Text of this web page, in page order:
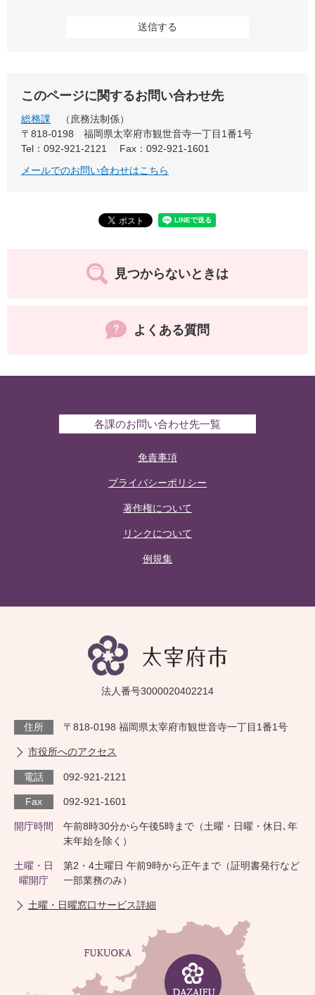
このページに関するお問い合わせ先
総務課
庶務法制係
〒818-0198
福岡県太宰府市観世音寺一丁目1番1号
Tel：092-921-2121
Fax：092-921-1601
メールでのお問い合わせはこちら
見つからないときは
よくある質問
各課のお問い合わせ先一覧
免責事項
プライバシーポリシー
著作権について
リンクについて
例規集
法人番号3000020402214
住所 〒818-0198 福岡県太宰府市観世音寺一丁目1番1号
市役所へのアクセス
電話 092-921-2121
Fax 092-921-1601
開庁時間
午前8時30分から午後5時まで（土曜・日曜・休日､年
末年始を除く）
土曜・日
曜開庁
第2・4土曜日 午前9時から正午まで（証明書発行など
一部業務のみ）
土曜・日曜窓口サービス詳細